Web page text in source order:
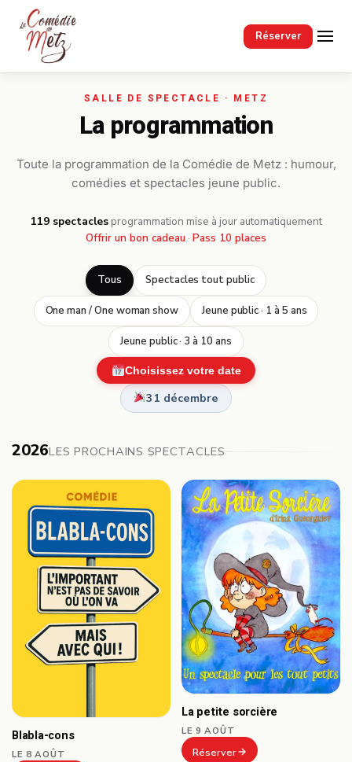
Réserver
Passer au contenu principal
La programmation
Toute la programmation de la Comédie de Metz : humour,
comédies et spectacles jeune public.
119 spectacles· programmation mise à jour automatiquement
Offrir un bon cadeau · Pass 10 places
Tous Spectacles tout public
One man / One woman show Jeune public · 1 à 5 ans
Jeune public · 3 à 10 ans
Choisissez votre date
31 décembre
2026LES PROCHAINS SPECTACLES
Blabla-cons
LE 8 AOÛT
La petite sorcière
LE 9 AOÛT
Réserver